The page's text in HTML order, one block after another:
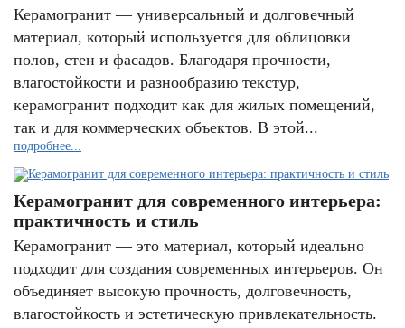
Керамогранит — универсальный и долговечный
материал, который используется для облицовки
полов, стен и фасадов. Благодаря прочности,
влагостойкости и разнообразию текстур,
керамогранит подходит как для жилых помещений,
так и для коммерческих объектов. В этой...
подробнее...
Керамогранит для современного интерьера:
практичность и стиль
Керамогранит — это материал, который идеально
подходит для создания современных интерьеров. Он
объединяет высокую прочность, долговечность,
влагостойкость и эстетическую привлекательность.